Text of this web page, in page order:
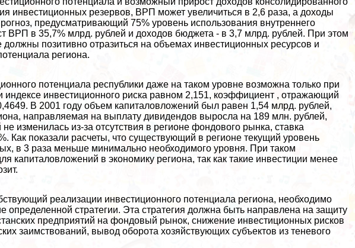
инвестиционных резервов, ВРП может увеличиться в 2,6 раза, а доходы
предусматривающий 75% уровень использования внутреннего
ВРП в 35,7% млрд. рублей и доходов бюджета - в 3,7 млрд. рублей. При этом
позитивно отразиться на объемах инвестиционных ресурсов и
региона.
потенциала республики даже на таком уровне возможна только при
инвестиционного риска равном 2,151, коэффициент , отражающий
В 2001 году объем капиталовложений был равен 1,54 млрд. рублей,
направляемая на выплату дивидендов выросла на 189 млн. рублей,
изменилась из-за отсутствия в регионе фондового рынка, ставка
показали расчеты, что существующий в регионе текущий уровень
в 3 раза меньше минимально необходимого уровня. При таком
капиталовложений в экономику региона, так как такие инвестиции менее
реализации инвестиционного потенциала региона, необходимо
определенной стратегии. Эта стратегия должна быть направлена на защиту
предприятий на фондовый рынок, снижение инвестиционных рисков
заимствований, вывод оборота хозяйствующих субъектов из теневого